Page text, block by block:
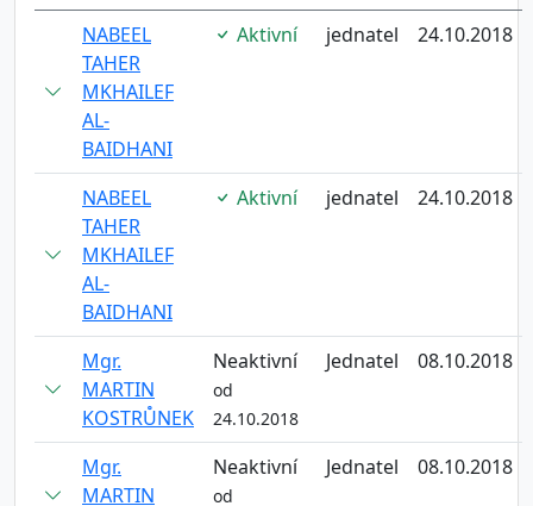
NABEEL
TAHER
MKHAILEF
AL-
BAIDHANI
Aktivní jednatel 24.10.2018
NABEEL
TAHER
MKHAILEF
AL-
BAIDHANI
Aktivní jednatel 24.10.2018
Mgr.
MARTIN
KOSTRŮNEK
Neaktivní
od
24.10.2018
Jednatel 08.10.2018
Mgr.
MARTIN
Neaktivní
od
Jednatel 08.10.2018